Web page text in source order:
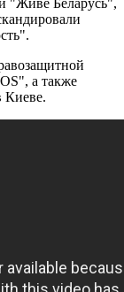
а также
Киеве.